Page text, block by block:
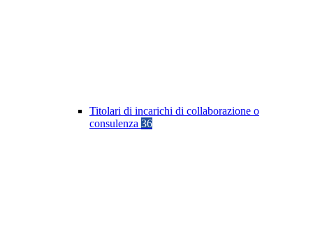
Titolari di incarichi di collaborazione o
consulenza 36